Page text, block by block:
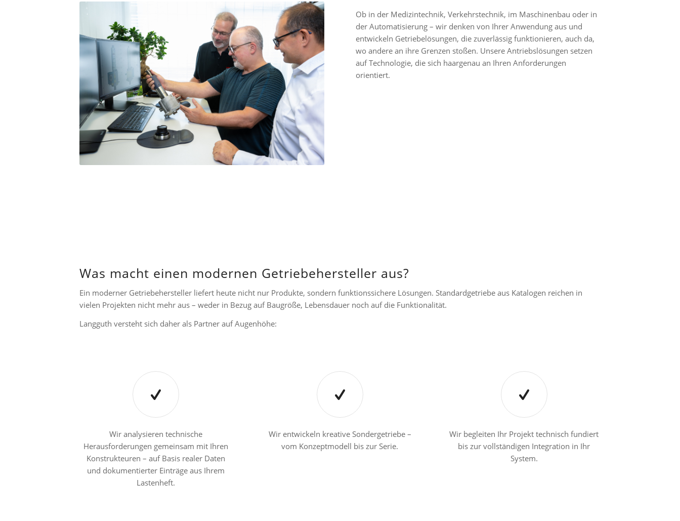
Ob in der Medizintechnik, Verkehrstechnik, im Maschinenbau oder in
der Automatisierung – wir denken von Ihrer Anwendung aus und
entwickeln Getriebelösungen, die zuverlässig funktionieren, auch da,
wo andere an ihre Grenzen stoßen. Unsere Antriebslösungen setzen
auf Technologie, die sich haargenau an Ihren Anforderungen
orientiert.
Was macht einen modernen Getriebehersteller aus?
Ein moderner Getriebehersteller liefert heute nicht nur Produkte, sondern funktionssichere Lösungen. Standardgetriebe aus Katalogen reichen in
vielen Projekten nicht mehr aus – weder in Bezug auf Baugröße, Lebensdauer noch auf die Funktionalität.
Langguth versteht sich daher als Partner auf Augenhöhe:
Wir analysieren technische
Herausforderungen gemeinsam mit Ihren
Konstrukteuren – auf Basis realer Daten
und dokumentierter Einträge aus Ihrem
Lastenheft.
Wir entwickeln kreative Sondergetriebe –
vom Konzeptmodell bis zur Serie.
Wir begleiten Ihr Projekt technisch fundiert
bis zur vollständigen Integration in Ihr
System.